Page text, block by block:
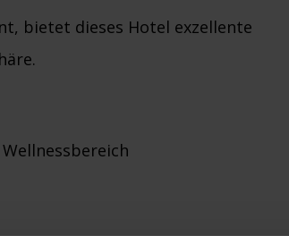
bietet dieses Hotel exzellente